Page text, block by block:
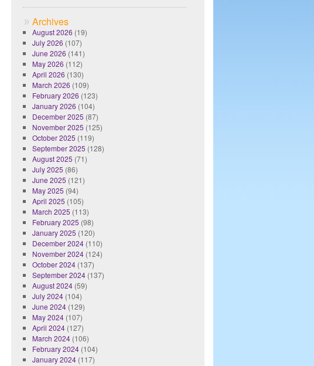
Archives
August 2026 (19)
July 2026 (107)
June 2026 (141)
May 2026 (112)
April 2026 (130)
March 2026 (109)
February 2026 (123)
January 2026 (104)
December 2025 (87)
November 2025 (125)
October 2025 (119)
September 2025 (128)
August 2025 (71)
July 2025 (86)
June 2025 (121)
May 2025 (94)
April 2025 (105)
March 2025 (113)
February 2025 (98)
January 2025 (120)
December 2024(110)
November 2024(124)
October 2024(137)
September 2024(137)
August 2024(59)
July 2024(104)
June 2024(129)
May 2024(107)
April 2024(127)
March 2024(106)
February 2024(104)
January 2024(117)